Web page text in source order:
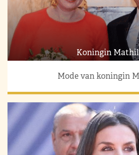
Koningin
Mode van koningin